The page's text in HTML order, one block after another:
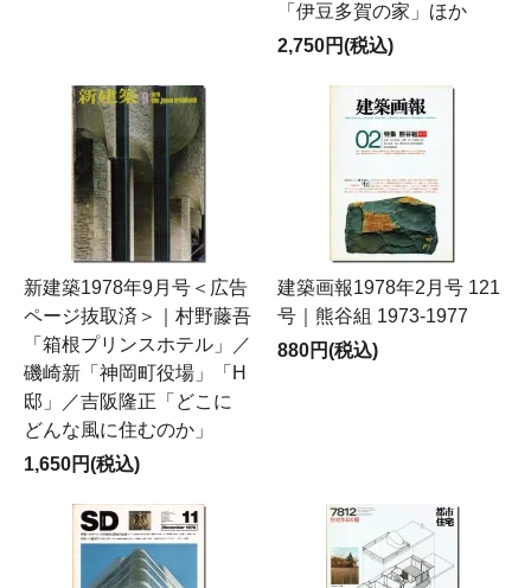
「伊豆多賀の家」ほか
2,750円(税込)
新建築1978年9月号＜広告
ページ抜取済＞｜村野藤吾
「箱根プリンスホテル」／
磯崎新「神岡町役場」「H
邸」／吉阪隆正「どこに
どんな風に住むのか」
1,650円(税込)
建築画報1978年2月号 121
号｜熊谷組 1973-1977
880円(税込)